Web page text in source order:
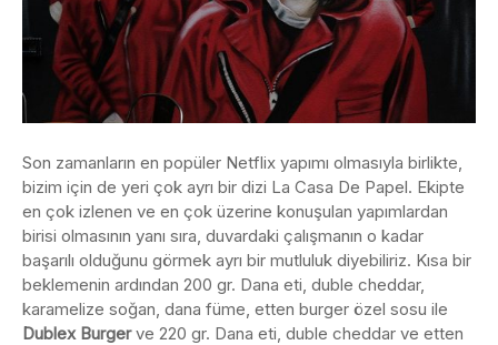
Son zamanların en popüler Netflix yapımı olmasıyla birlikte,
bizim için de yeri çok ayrı bir dizi La Casa De Papel. Ekipte
en çok izlenen ve en çok üzerine konuşulan yapımlardan
birisi olmasının yanı sıra, duvardaki çalışmanın o kadar
başarılı olduğunu görmek ayrı bir mutluluk diyebiliriz. Kısa bir
beklemenin ardından 200 gr. Dana eti, duble cheddar,
karamelize soğan, dana füme, etten burger özel sosu ile
Dublex Burgerve 220 gr. Dana eti, duble cheddar ve etten